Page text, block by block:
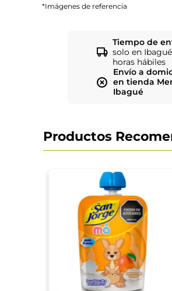
*Imágenes de referencia
Tiempo de
solo en
horas hábiles
Envío a
en tienda
Ibagué
Productos